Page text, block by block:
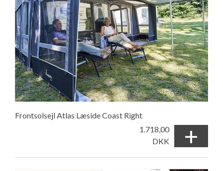
Frontsolsejl Atlas Læside Coast Right
1.718,00
DKK
+